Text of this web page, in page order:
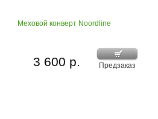
Меховой конверт Noordline
Предзаказ
3 600 р.